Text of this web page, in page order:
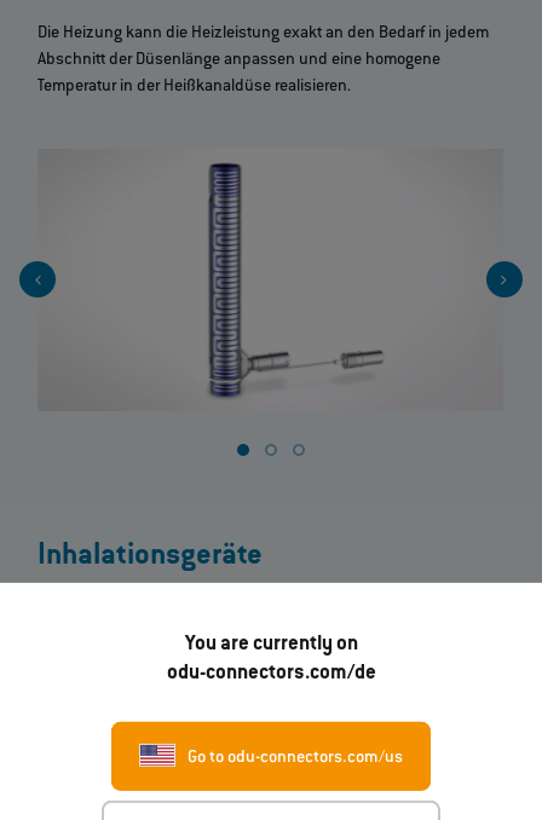
You are currently on
odu-connectors.com/de
Go to odu-connectors.com/us
Die Heizung kann die Heizleistung exakt an den Bedarf in jedem
Abschnitt der Düsenlänge anpassen und eine homogene
Temperatur in der Heißkanaldüse realisieren.
Inhalationsgeräte
anwendungsspezifische Systemlösung in hermaphroditer
Bauweise in verschiedenen Geräten der eFlow®
sowohl im Homecare-Bereich als auch in der Klinik im Rahmen
klinischer Evaluierungsstudien zur Anwendung. Die ODU
dem Controller und dem Vernebler.